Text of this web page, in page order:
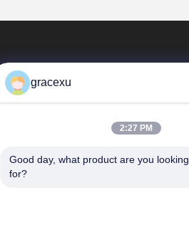
দ্রুত লিঙ্ক
gracexu
2:27 PM
Good day, what product are you looking
for?